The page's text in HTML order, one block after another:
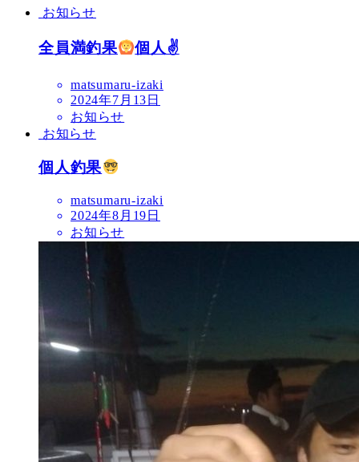
お知らせ
全員満釣果 個人✌
matsumaru-izaki
2024年7月13日
お知らせ
お知らせ
個人釣果
matsumaru-izaki
2024年8月19日
お知らせ